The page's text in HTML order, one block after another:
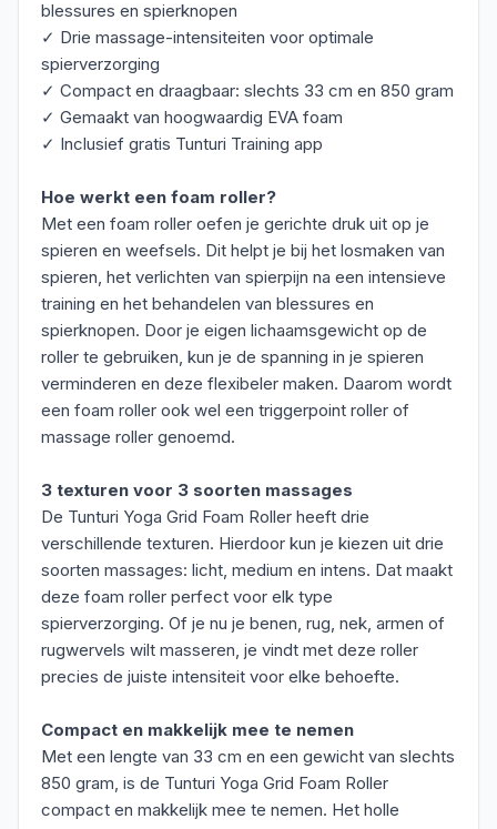
blessures en spierknopen
✓ Drie massage-intensiteiten voor optimale
spierverzorging
✓ Compact en draagbaar: slechts 33 cm en 850 gram
✓ Gemaakt van hoogwaardig EVA foam
✓ Inclusief gratis Tunturi Training app
Hoe werkt een foam roller?
Met een foam roller oefen je gerichte druk uit op je
spieren en weefsels. Dit helpt je bij het losmaken van
spieren, het verlichten van spierpijn na een intensieve
training en het behandelen van blessures en
spierknopen. Door je eigen lichaamsgewicht op de
roller te gebruiken, kun je de spanning in je spieren
verminderen en deze flexibeler maken. Daarom wordt
een foam roller ook wel een triggerpoint roller of
massage roller genoemd.
3 texturen voor 3 soorten massages
De Tunturi Yoga Grid Foam Roller heeft drie
verschillende texturen. Hierdoor kun je kiezen uit drie
soorten massages: licht, medium en intens. Dat maakt
deze foam roller perfect voor elk type
spierverzorging. Of je nu je benen, rug, nek, armen of
rugwervels wilt masseren, je vindt met deze roller
precies de juiste intensiteit voor elke behoefte.
Compact en makkelijk mee te nemen
Met een lengte van 33 cm en een gewicht van slechts
850 gram, is de Tunturi Yoga Grid Foam Roller
compact en makkelijk mee te nemen. Het holle